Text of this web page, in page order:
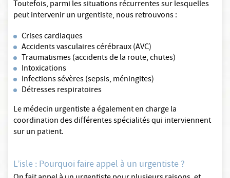
Toutefois, parmi les situations récurrentes sur lesquelles
peut intervenir un urgentiste, nous retrouvons :
Crises cardiaques
Accidents vasculaires cérébraux (AVC)
Traumatismes (accidents de la route, chutes)
Intoxications
Infections sévères (sepsis, méningites)
Détresses respiratoires
Le médecin urgentiste a également en charge la
coordination des différentes spécialités qui interviennent
sur un patient.
L’isle : Pourquoi faire appel à un urgentiste ?